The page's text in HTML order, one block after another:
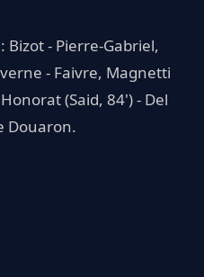
: Bizot - Pierre-Gabriel,
- Faivre, Magnetti
(Said, 84') - Del
Douaron.